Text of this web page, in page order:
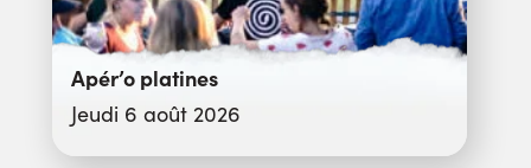
Apér’o platines
Jeudi 6 août 2026